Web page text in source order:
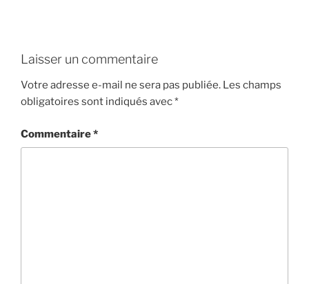
Laisser un commentaire
Votre adresse e-mail ne sera pas publiée. Les champs
obligatoires sont indiqués avec*
Commentaire*